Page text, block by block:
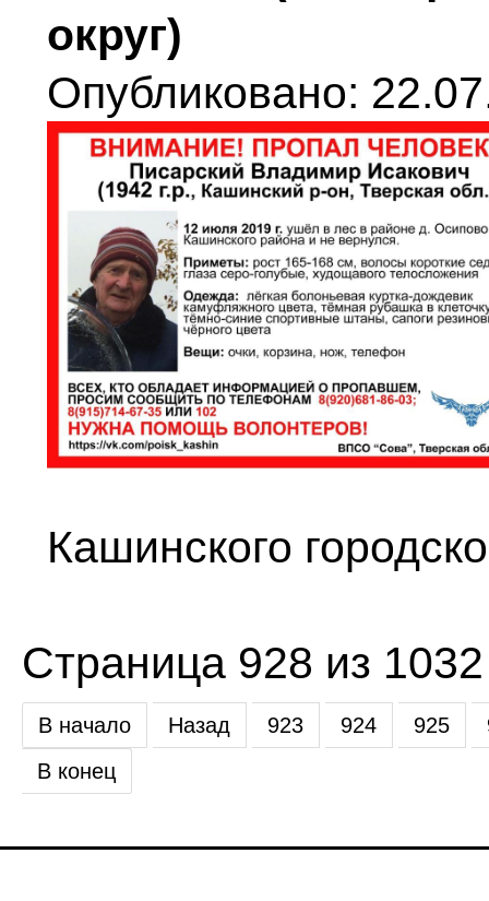
округ)
Опубликовано:
Кашинского
Страница 928 из 1032
В начало Назад 923 924 925
В конец